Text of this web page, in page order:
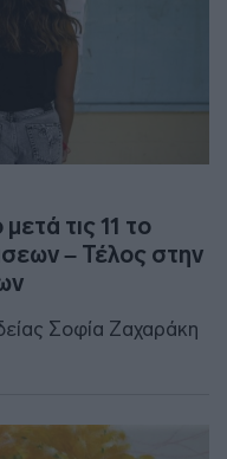
τις 11 το
– Τέλος στην
Σοφία Ζαχαράκη